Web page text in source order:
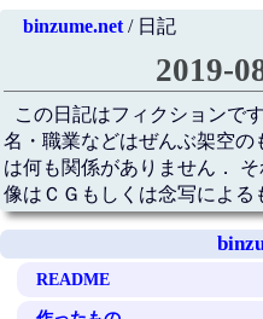
binzume.net/ 日記
2019-
この日記はフィクションで
名・職業などはぜんぶ架空の
は何も関係がありません．
像はＣＧもしくは念写による
README